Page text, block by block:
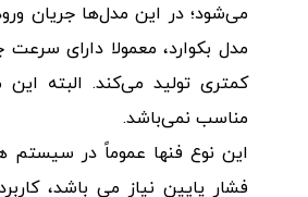
می‌شود؛ در این مدل‌ها جریان
مدل بکوارد، معمولا دارای
کمتری تولید می‌کند. البته
مناسب نمی‌باشد.
این نوع فنها عموماً در سیستم
فشار پایین نیاز می باشد،